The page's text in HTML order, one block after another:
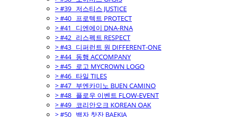
> #39_ 저스티스 JUSTICE
> #40_ 프로텍트 PROTECT
> #41_ 디엔에이 DNA-RNA
> #42_ 리스펙트 RESPECT
> #43_ 디퍼런트 원 DIFFERENT-ONE
> #44_ 동행 ACCOMPANY
> #45_ 로고 MYCROWN LOGO
> #46_ 타일 TILES
> #47_ 부엔카미노 BUEN CAMINO
> #48_ 플로우 이벤트 FLOW-EVENT
> #49_ 코리안오크 KOREAN OAK
> #50_ 백자 찻잔 BAEKJA